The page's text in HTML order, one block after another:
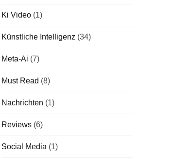
Ki Video (1)
Künstliche Intelligenz (34)
Meta-Ai (7)
Must Read (8)
Nachrichten (1)
Reviews (6)
Social Media (1)